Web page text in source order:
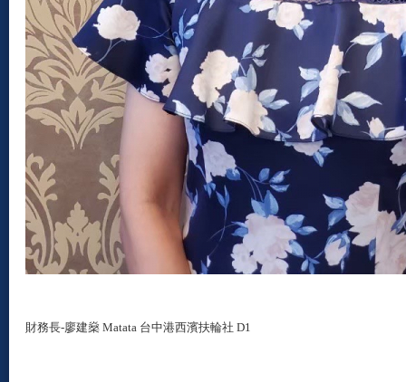
財務長-廖建燊 Matata 台中港西濱扶輪社 D1